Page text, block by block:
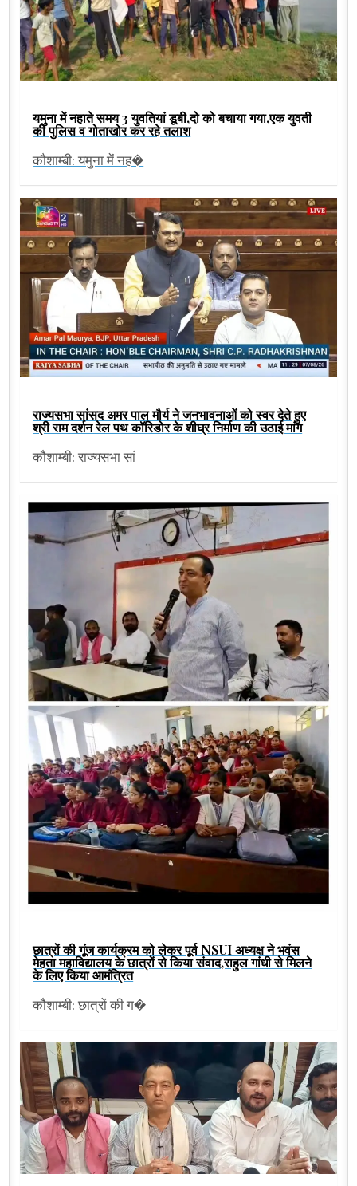
यमुना में नहाते समय 3 युवतियां डूबी,दो को बचाया गया,एक युवती
की पुलिस व गोताखोर कर रहे तलाश
कौशाम्बी: यमुना में नह�
राज्यसभा सांसद अमर पाल मौर्य ने जनभावनाओं को स्वर देते हुए
श्री राम दर्शन रेल पथ कॉरिडोर के शीघ्र निर्माण की उठाई मांग
कौशाम्बी: राज्यसभा सां
छात्रों की गूंज कार्यक्रम को लेकर पूर्व NSUI अध्यक्ष ने भवंस
मेहता महाविद्यालय के छात्रों से किया संवाद,राहुल गांधी से मिलने
के लिए किया आमंत्रित
कौशाम्बी: छात्रों की ग�